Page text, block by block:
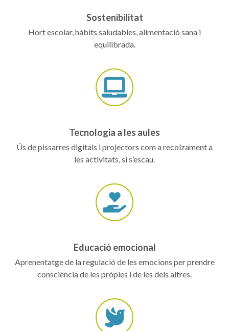
Sostenibilitat
Hort escolar, hàbits saludables, alimentació sana i
equilibrada.
Tecnologia a les aules
Ús de pissarres digitals i projectors com a recolzament a
les activitats, si s’escau.
Educació emocional
Aprenentatge de la regulació de les emocions per prendre
consciència de les pròpies i de les dels altres.